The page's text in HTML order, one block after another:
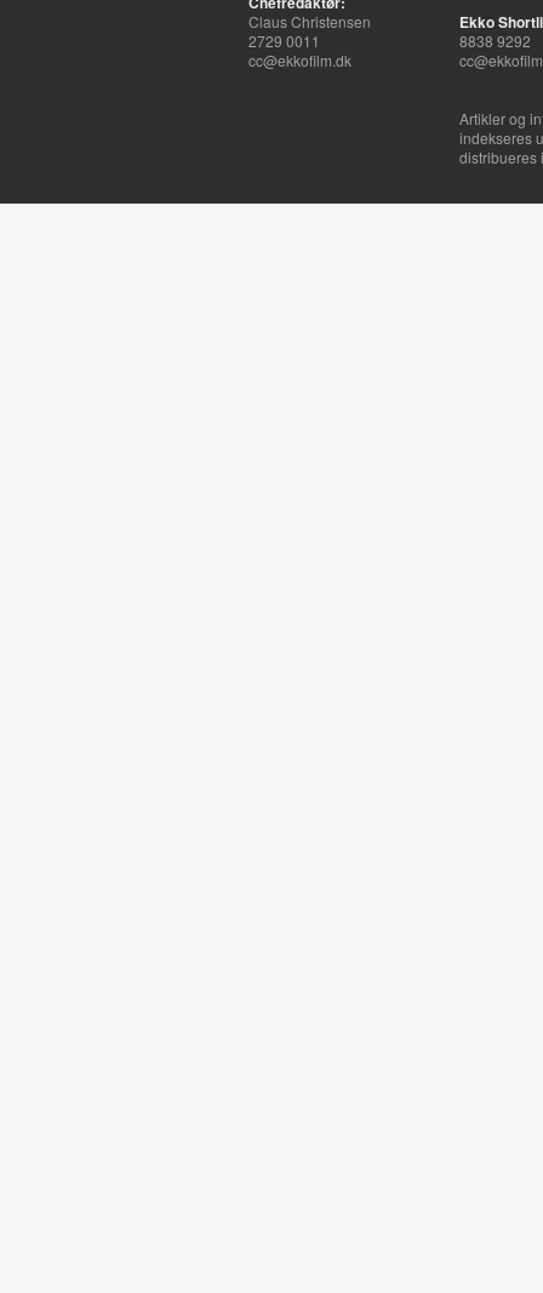
Claus Christensen
2729 0011
cc@ekkofilm.dk
Ekko
8838 9292
Artikler og
indekseres
distribueres